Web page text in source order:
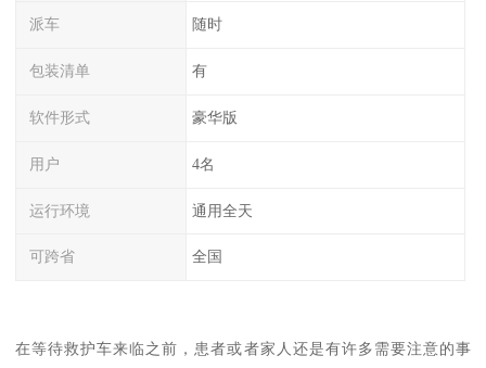
派车 随时
包装清单 有
软件形式 豪华版
用户 4名
运行环境 通用全天
可跨省 全国
在等待救护车来临之前，患者或者家人还是有许多需要注意的事